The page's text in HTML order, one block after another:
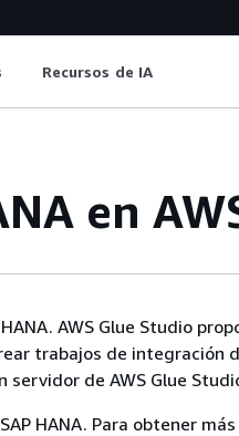
Recursos de IA
en
AWS Glue Studio
trabajos de integración
de AWS Glue
HANA. Para obtener más